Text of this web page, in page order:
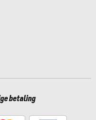
betaling